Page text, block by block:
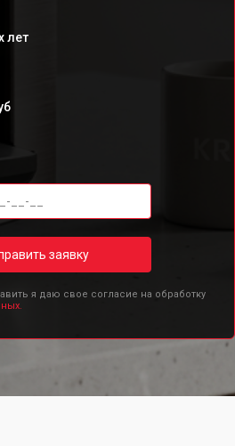
лет
заявку
я даю свое согласие на обработку